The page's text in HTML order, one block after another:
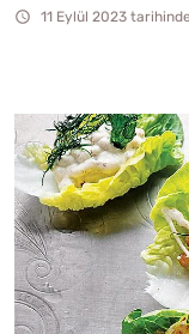
11 Eylül 2023